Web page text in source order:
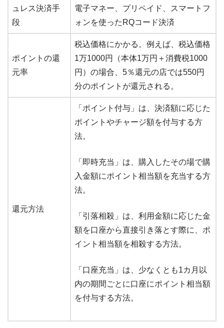
ュレス決済手
段
電子マネー、プリペイド、スマートフ
ォンを使ったRQコード決済
ポイントの還
元率
税込価格にかかる。例えば、税込価格
1万1000円（本体1万円＋消費税1000
円）の場合、5％還元の店では550円
分のポイントが還元される。
還元方法
「ポイント付与」は、決済額に応じた
ポイントやチャージ額を付与する方
法。
「即時充当」は、購入したその場で購
入金額にポイント相当額を充当する方
法。
「引落相殺」は、利用金額に応じた金
額を口座から直接引き落とす際に、ポ
イント相当額を相殺する方法。
「口座充当」は、少なくとも1カ月以
内の期間ごとに口座にポイント相当額
を付与する方法。